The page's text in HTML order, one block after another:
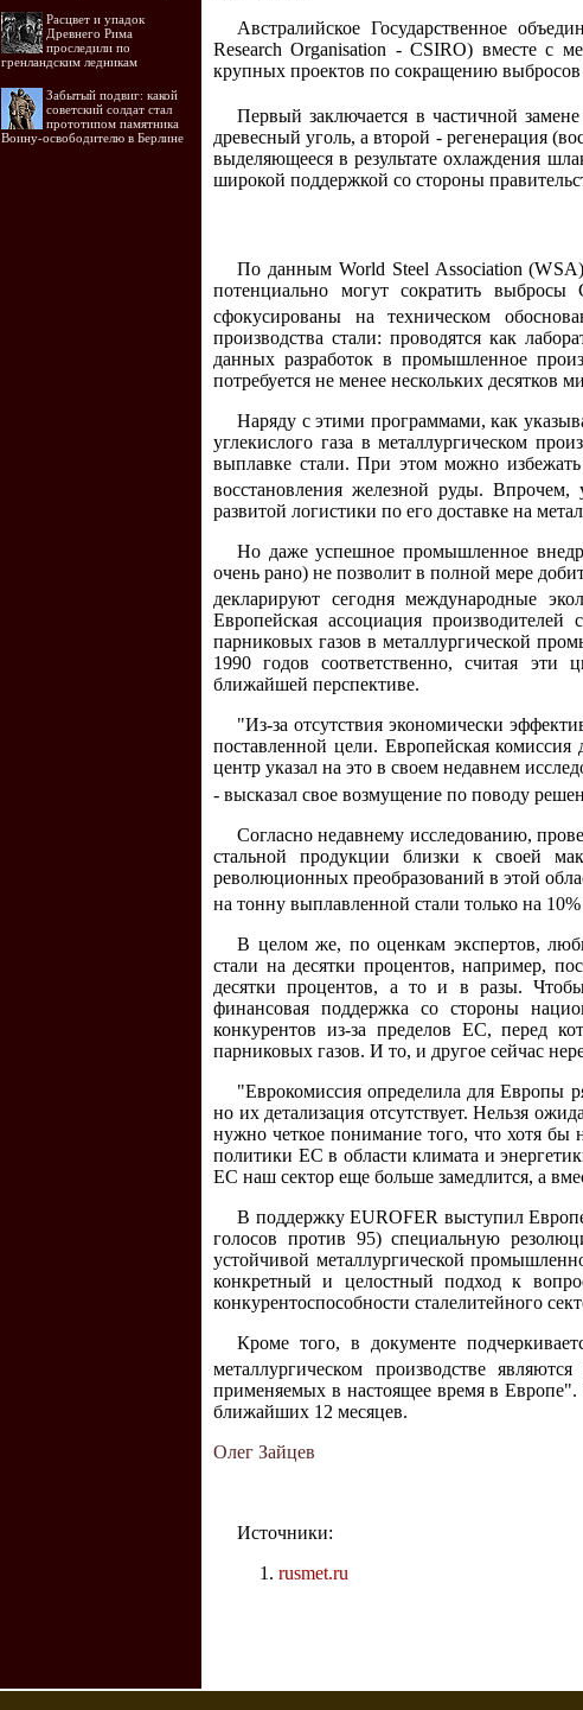
Расцвет и упадок
Древнего Рима
проследили по
гренландским ледникам
Забытый подвиг: какой
советский солдат стал
прототипом памятника
Воину-освободителю в Берлине
Австралийское Государственное
Research Organisation - CSIRO) вместе с
крупных проектов по сокращению
Первый заключается в частичной
древесный уголь, а второй - регенерация
выделяющееся в результате охлаждения
широкой поддержкой со стороны
По данным World Steel Association
потенциально могут сократить выбросы
сфокусированы на техническом
производства стали: проводятся как
данных разработок в промышленное
потребуется не менее нескольких десятков
Наряду с этими программами, как
углекислого газа в металлургическом
выплавке стали. При этом можно
восстановления железной руды.
развитой логистики по его доставке на
Но даже успешное промышленное
очень рано) не позволит в полной мере
декларируют сегодня международные
Европейская ассоциация
парниковых газов в металлургической
1990 годов соответственно, считая
ближайшей перспективе.
"Из-за отсутствия экономически
поставленной цели. Европейская
центр указал на это в своем недавнем
- высказал свое возмущение по поводу
Согласно недавнему исследованию,
стальной продукции близки к своей
революционных преобразований в этой
на тонну выплавленной стали только на
В целом же, по оценкам экспертов,
стали на десятки процентов, например,
десятки процентов, а то и в разы.
финансовая поддержка со стороны
конкурентов из-за пределов ЕС, перед
парниковых газов. И то, и другое сейчас
"Еврокомиссия определила для Европы
но их детализация отсутствует. Нельзя
нужно четкое понимание того, что хотя бы
политики ЕС в области климата и
ЕС наш сектор еще больше замедлится, а
В поддержку EUROFER выступил
голосов против 95) специальную
устойчивой металлургической
конкретный и целостный подход к
конкурентоспособности сталелитейного
Кроме того, в документе
металлургическом производстве
применяемых в настоящее время в Европе".
ближайших 12 месяцев.
Олег Зайцев
Источники:
rusmet.ru